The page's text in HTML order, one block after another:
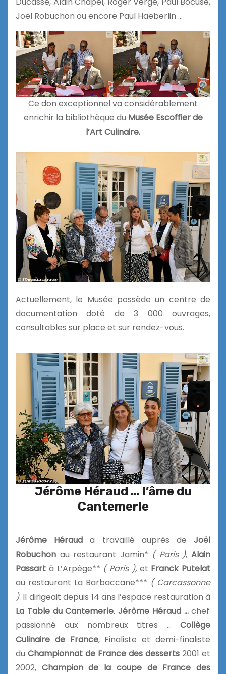
Joël Robuchon ou encore Paul Haeberlin …
Ce don exceptionnel va considérablement
enrichir la bibliothèque du Musée Escoffier de
l’Art Culinaire.
Actuellement, le Musée possède un centre de
documentation doté de 3 000 ouvrages,
consultables sur place et sur rendez-vous.
Jérôme Héraud … l’âme du
Cantemerle
Jérôme Hérauda travaillé auprès deJoël
Robuchon au restaurant Jamin* ( Paris ),Alain
Passart à L’Arpège** ( Paris ),et Franck Putelat
au restaurant La Barbaccane*** ( Carcassonne
). Il dirigeait depuis 14 ans l’espace restauration à
La Table du Cantemerle. Jérôme Héraud …chef
passionné aux nombreux titres … Collège
Culinaire de France, Finaliste et demi-finaliste
du Championnat de France des desserts 2001 et
2002, Champion de la coupe de France des